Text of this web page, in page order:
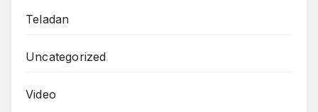
Teladan
Uncategorized
Video